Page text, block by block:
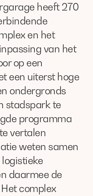
heeft 270
en het
van het
op een
een uiterst hoge
ondergronds
stadspark te
programma
vertalen
weten samen
daarmee de
complex